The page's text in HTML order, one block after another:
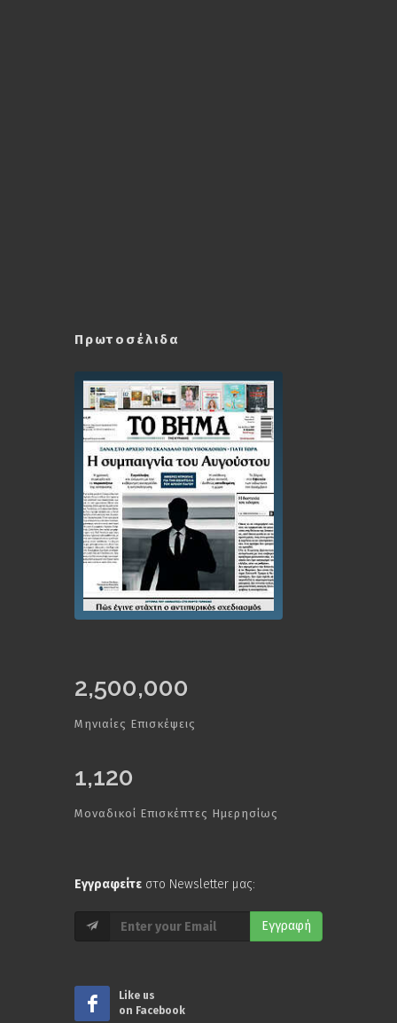
Πρωτοσέλιδα
2,500,000
Μηνιαίες Επισκέψεις
1,120
Μοναδικοί Επισκέπτες Ημερησίως
Εγγραφείτε στο Newsletter μας:
Εγγραφή
Like us
on Facebook